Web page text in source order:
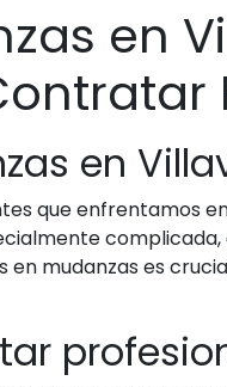
en
en
que enfrentamos
mudanzas es